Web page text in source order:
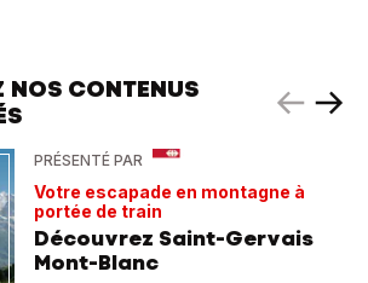
NOS CONTENUS
PRÉSENTÉ PAR
Votre escapade en montagne à
portée de train
Découvrez Saint-Gervais
Mont-Blanc